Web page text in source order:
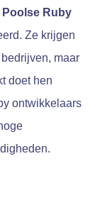
Poolse Ruby
Ze krijgen
maar
doet hen
ontwikkelaars